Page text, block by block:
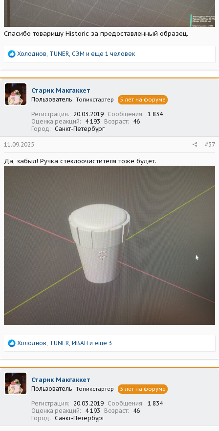
Спасибо товарищу Historic за предоставленный образец.
Р
а
к
ц
и
и
Холоднов TUNER СЭМ и еще 1 человек
Старик Макгаккет
Пользователь Топикстартер 5 лет на форуме
Регистрация 20.03.2019 Сообщения
1 834
Оценка реакций
4 193 Возраст
46
Город
Санкт-Петербург
11.09.2025 #37
Да, забыл! Ручка стеклоочистителя тоже будет.
Р
а
к
ц
и
и
Холоднов, TUNER, ИВАН и еще 3
Старик Макгаккет
Пользователь Топикстартер 5 лет на форуме
Регистрация 20.03.2019 Сообщения
1 834
Оценка реакций
4 193 Возраст
46
Город
Санкт-Петербург